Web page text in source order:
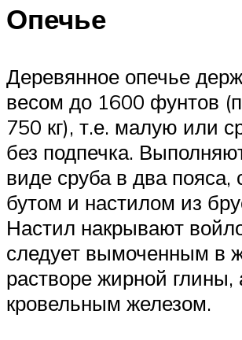
Опечье
Деревянное опечье
весом до 1600 фунтов
750 кг), т.е. малую или
без подпечка.
виде сруба в два пояса,
бутом и настилом из
Настил накрывают
следует вымоченным в
растворе жирной глины,
кровельным железом.